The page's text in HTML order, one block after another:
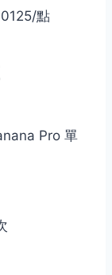
點
Pro 單